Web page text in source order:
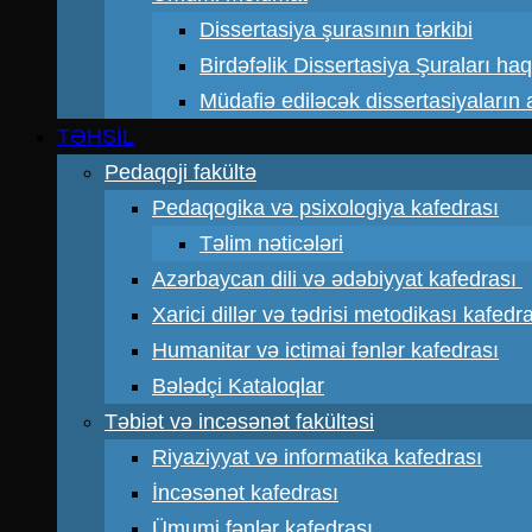
Dissertasiya şurasının tərkibi
Birdəfəlik Dissertasiya Şuraları
Müdafiə ediləcək dissertasiyaların
TƏHSİL
Pedaqoji fakültə
Pedaqogika və psixologiya kafedrası
Təlim nəticələri
Azərbaycan dili və ədəbiyyat kafedrası
Xarici dillər və tədrisi metodikası
Humanitar və ictimai fənlər kafedrası
Bələdçi Kataloqlar
Təbiət və incəsənət fakültəsi
Riyaziyyat və informatika kafedrası
İncəsənət kafedrası